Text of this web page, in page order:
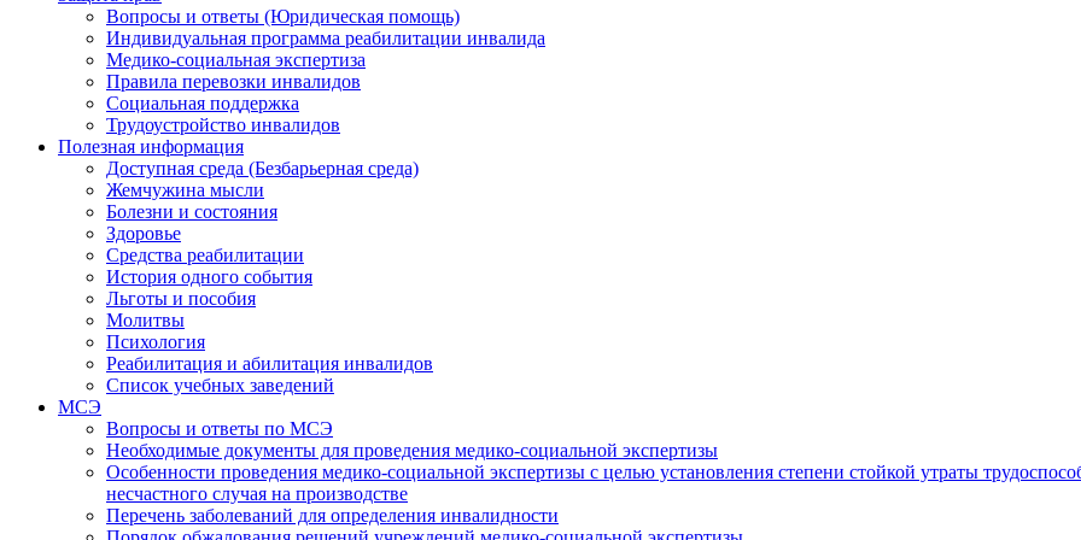
Вопросы и ответы (Юридическая помощь)
Индивидуальная программа реабилитации инвалида
Медико-социальная экспертиза
Правила перевозки инвалидов
Социальная поддержка
Трудоустройство инвалидов
Полезная информация
Доступная среда (Безбарьерная среда)
Жемчужина мысли
Болезни и состояния
Здоровье
Средства реабилитации
История одного события
Льготы и пособия
Молитвы
Психология
Реабилитация и абилитация инвалидов
Список учебных заведений
МСЭ
Вопросы и ответы по МСЭ
Необходимые документы для проведения медико-социальной экспертизы
Особенности проведения медико-социальной экспертизы с целью установления степени стойкой утраты
несчастного случая на производстве
Перечень заболеваний для определения инвалидности